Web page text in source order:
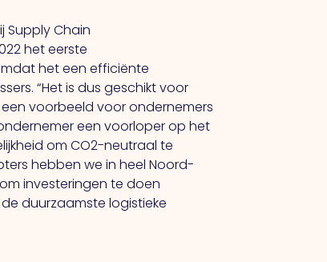
Supply Chain
het eerste
het een efficiënte
“Hetis dus geschikt voor
voorbeeld voor ondernemers
een voorloper op het
om CO2-neutraal te
hebben we in heel Noord-
investeringen te doen
duurzaamste logistieke